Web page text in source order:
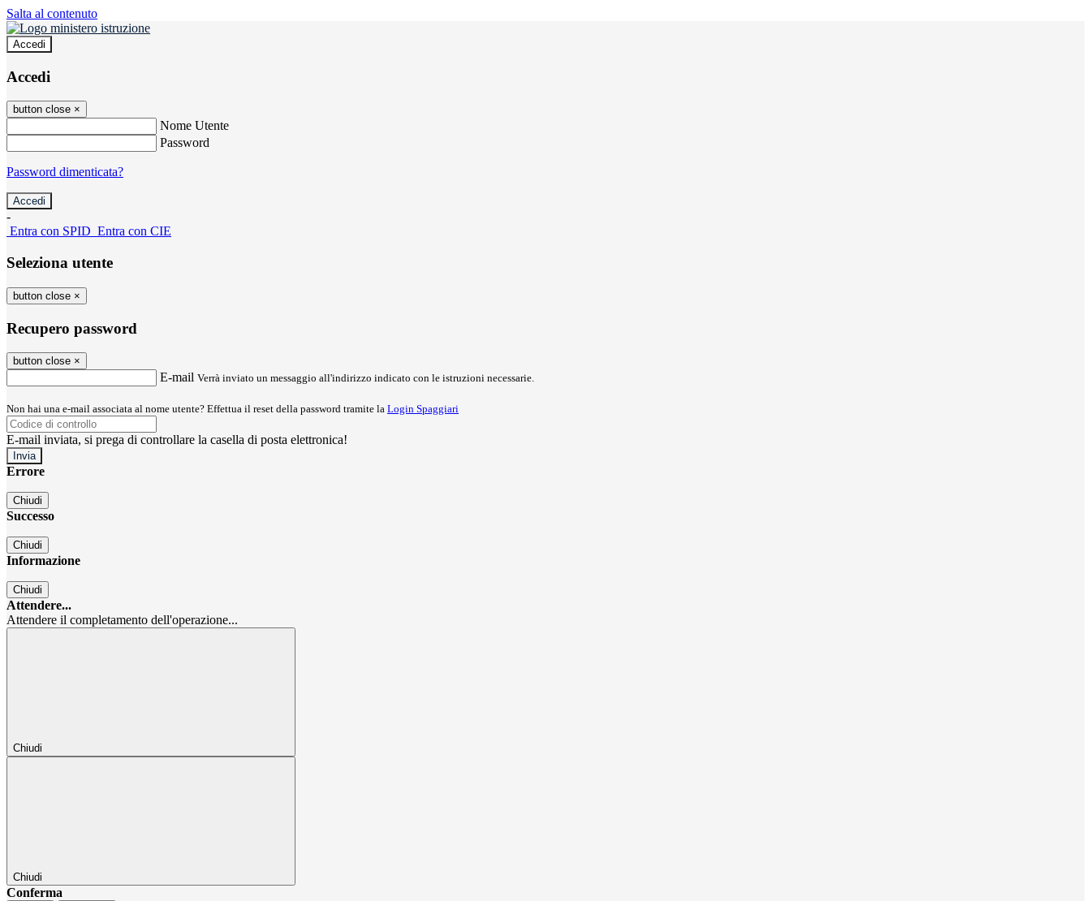
Salta al contenuto
Accedi
Accedi
button close ×
Nome Utente
Password
Password dimenticata?
-
Entra con SPID Entra con CIE
Seleziona utente
button close ×
Recupero password
button close ×
E-mail Verrà inviato un messaggio all'indirizzo indicato con le istruzioni necessarie.
Non hai una e-mail associata al nome utente? Effettua il reset della password tramite la Login Spaggiari
E-mail inviata, si prega di controllare la casella di posta elettronica!
Errore
Chiudi
Successo
Chiudi
Informazione
Chiudi
Attendere...
Attendere il completamento dell'operazione...
Chiudi
Chiudi
Conferma